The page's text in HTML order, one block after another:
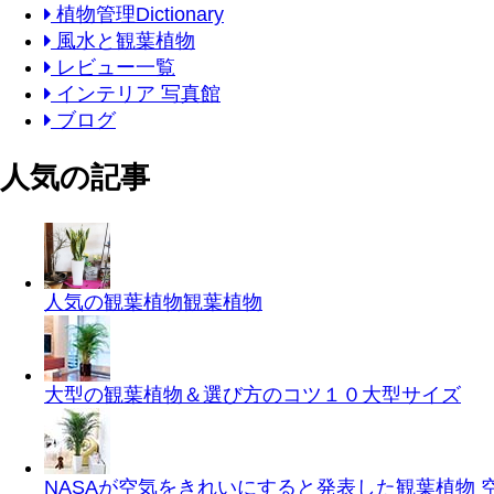
植物管理Dictionary
風水と観葉植物
レビュー一覧
インテリア 写真館
ブログ
人気の記事
人気の観葉植物観葉植物
大型の観葉植物＆選び方のコツ１０ 大型サイズ
NASAが空気をきれいにすると発表した観葉植物